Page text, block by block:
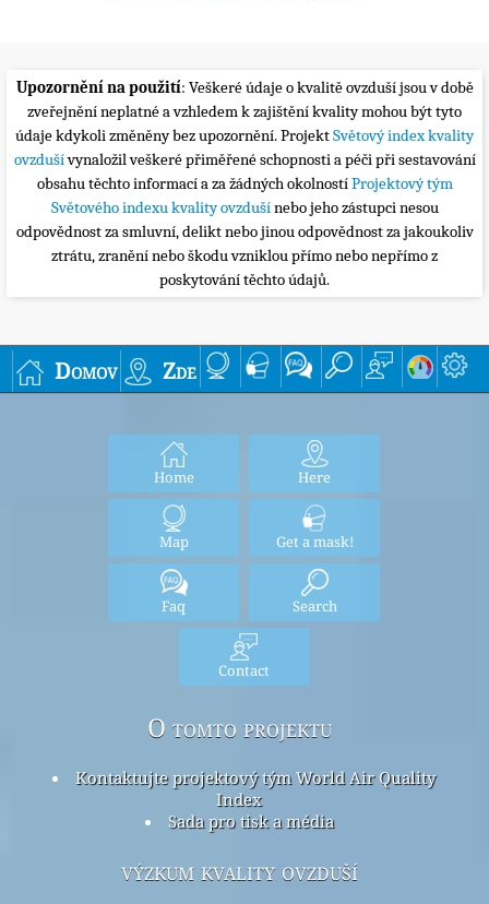
Upozornění na použití: Veškeré údaje o kvalitě ovzduší jsou v době
zveřejnění neplatné a vzhledem k zajištění kvality mohou být tyto
údaje kdykoli změněny bez upozornění. ProjektSvětový index kvality
ovzdušívynaložil veškeré přiměřené schopnosti a péči při sestavování
obsahu těchto informací a za žádných okolnostíProjektový tým
Světového indexu kvality ovzdušínebo jeho zástupci nesou
odpovědnost za smluvní, delikt nebo jinou odpovědnost za jakoukoliv
ztrátu, zranění nebo škodu vzniklou přímo nebo nepřímo z
poskytování těchto údajů.
Domov Zde
Home Here
Map Get a mask!
Faq Search
Contact
O tomto projektu
Kontaktujte projektový tým World Air Quality
Index
Sada pro tisk a média
výzkum kvality ovzduší